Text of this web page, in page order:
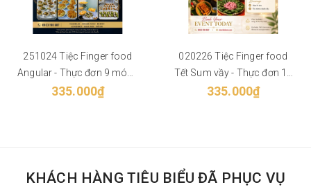
251024 Tiệc Finger food
Angular - Thực đơn 9 món -
Phù hợp từ 40 khách
335.000₫
020226 Tiệc Finger food
Tết Sum vầy - Thực đơn 11
món - Phù hợp từ 40 khách
335.000₫
KHÁCH HÀNG TIÊU BIỂU ĐÃ PHỤC VỤ